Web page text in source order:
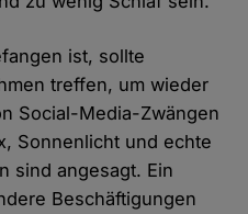
ist, sollte
treffen, um wieder
Social-Media-Zwängen
Sonnenlicht und echte
sind angesagt. Ein
Beschäftigungen